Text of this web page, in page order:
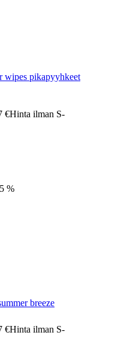
wipes pikapyyhkeet
€Hinta ilman S-
%
breeze
€Hinta ilman S-